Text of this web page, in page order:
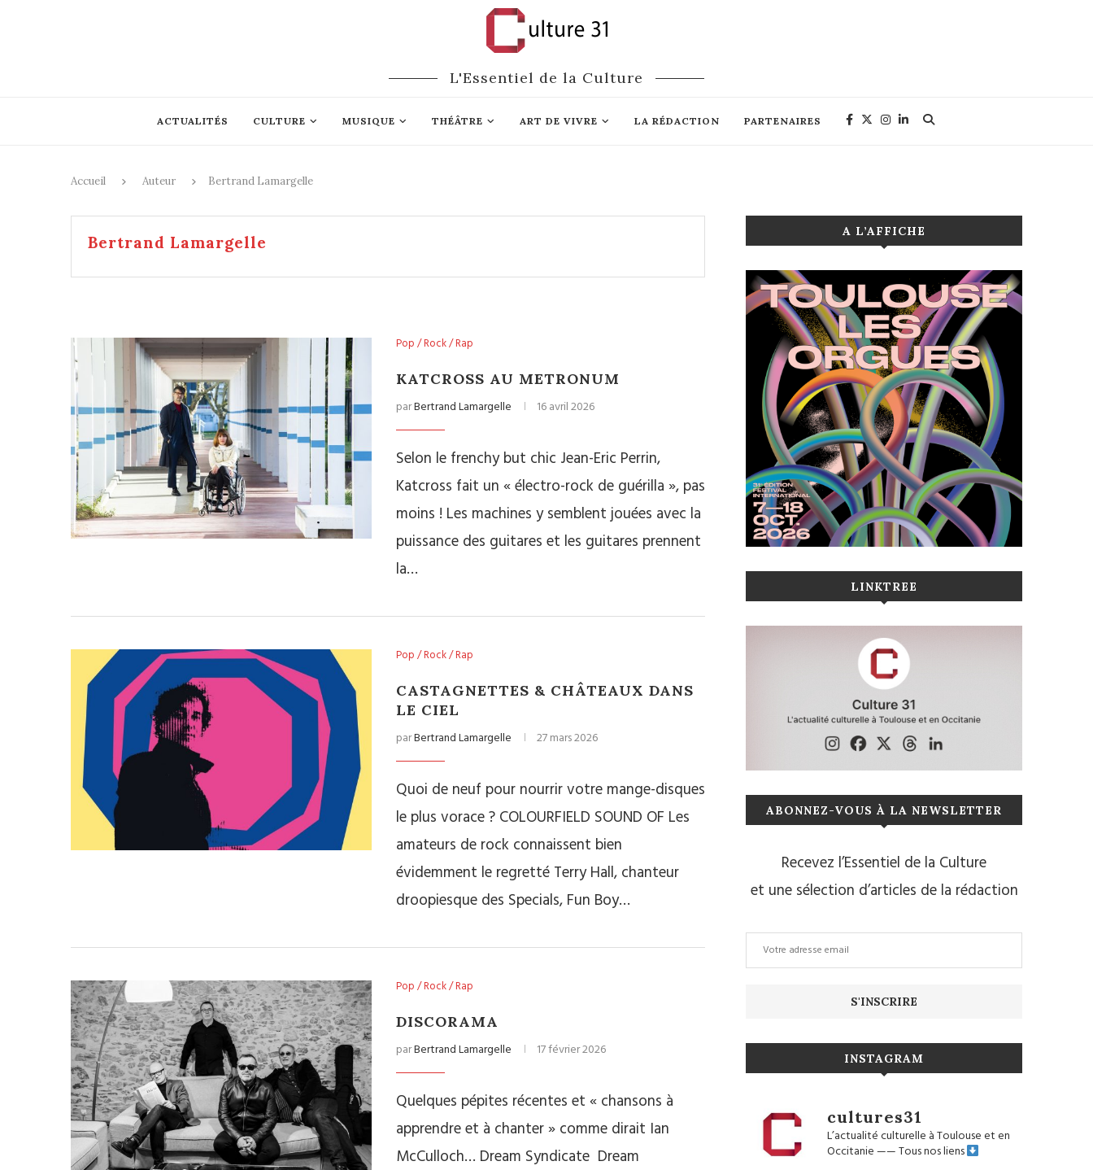
L'Essentiel de la Culture
ACTUALITÉS CULTURE MUSIQUE THÉÂTRE ART DE VIVRE LA RÉDACTION PARTENAIRES
Accueil Auteur Bertrand Lamargelle
Bertrand Lamargelle
Pop / Rock / Rap
KATCROSS AU METRONUM
parBertrand Lamargelle 16 avril 2026
Selon le frenchy but chic Jean-Eric Perrin,
Katcross fait un « électro-rock de guérilla », pas
moins ! Les machines y semblent jouées avec la
puissance des guitares et les guitares prennent
la…
Pop / Rock / Rap
CASTAGNETTES & CHÂTEAUX DANS
LE CIEL
parBertrand Lamargelle 27 mars 2026
Quoi de neuf pour nourrir votre mange-disques
le plus vorace ? COLOURFIELD SOUND OF Les
amateurs de rock connaissent bien
évidemment le regretté Terry Hall, chanteur
droopiesque des Specials, Fun Boy…
Pop / Rock / Rap
DISCORAMA
parBertrand Lamargelle 17 février 2026
Quelques pépites récentes et « chansons à
apprendre et à chanter » comme dirait Ian
McCulloch… Dream Syndicate Dream
A L’AFFICHE
LINKTREE
ABONNEZ-VOUS À LA NEWSLETTER
Recevez l’Essentiel de la Culture
et une sélection d’articles de la rédaction
INSTAGRAM
cultures31
L’actualité culturelle à Toulouse et en
Occitanie——Tous nos liens